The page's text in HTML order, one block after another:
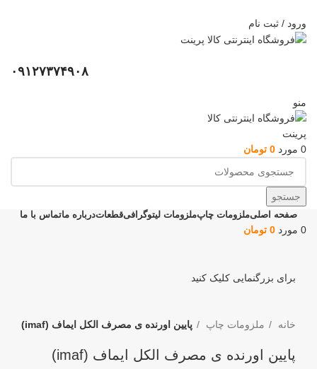
ورود / ثبت نام
۰۹۱۲۷۳۷۴۹۰۸
منو
0 مورد 0 تومان
جستجو
صفحه اصلیملزومات چاپملزومات لیتوگرافیقطعاتدرباره ماتماس با ما
0 مورد 0 تومان
برای بزرگنمایی کلیک کنید
خانه ملزومات چاپ پایین اورنده ی مصرف الکل ایماف (imaf)
پایین اورنده ی مصرف الکل ایماف (imaf)